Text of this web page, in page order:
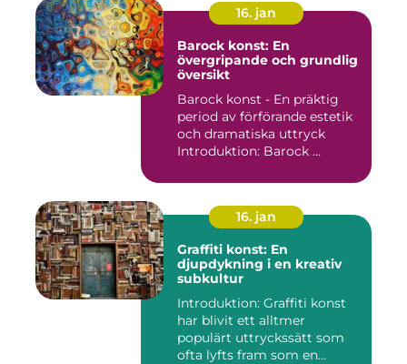
16. jan
Barock konst: En
övergripande och grundlig
översikt
Barock konst - En präktig
period av förförande estetik
och dramatiska uttryck
Introduktion: Barock ...
16. jan
Graffiti konst: En
djupdykning i en kreativ
subkultur
Introduktion: Graffiti konst
har blivit ett alltmer
populärt uttryckssätt som
ofta lyfts fram som en...